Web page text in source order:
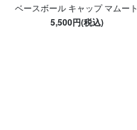
ベースボール キャップ マムート
5,500円(税込)